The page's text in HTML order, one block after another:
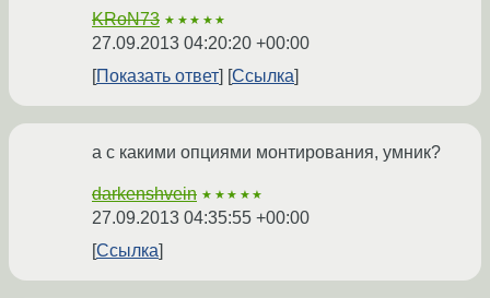
KRoN73 ★★★★★
27.09.2013 04:20:20 +00:00
Показать ответ
Ссылка
а с какими опциями монтирования, умник?
darkenshvein ★★★★★
27.09.2013 04:35:55 +00:00
Ссылка